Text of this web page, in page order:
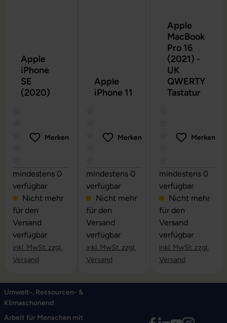
Apple
iPhone
SE
(2020)
Durchschnittliche Bewertung von 0 von 5 Sternen
Merken
mindestens 0
verfügbar
Nicht mehr
für den
Versand
verfügbar
inkl. MwSt. zzgl.
Versand
Apple
iPhone 11
Durchschnittliche Bewertung von 0
Merken
mindestens 0
verfügbar
Nicht mehr
für den
Versand
verfügbar
inkl. MwSt. zzgl.
Versand
Apple
MacBook
Pro 16
(2021) -
UK
QWERTY
Tastatur
Durchschnittliche
Merken
mindestens 0
verfügbar
Nicht mehr
für den
Versand
verfügbar
inkl. MwSt. zzgl.
Versand
Umwelt-, Ressourcen- &
Klimaschonend
Arbeit für Menschen mit